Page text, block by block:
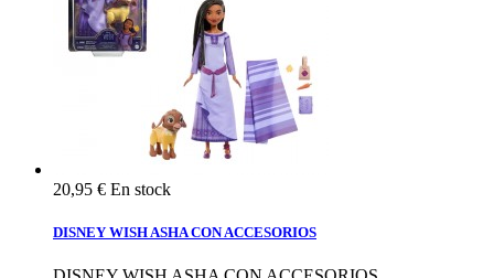
20,95 € En stock
DISNEY WISH ASHA CON ACCESORIOS